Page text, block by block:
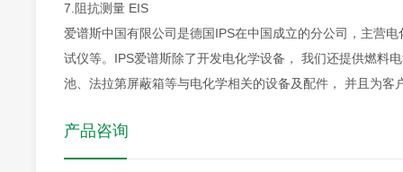
7. 阻抗测量 EIS
爱谱斯中国有限公司是德国IPS在中国成立的分公司，主营
试仪等。IPS爱谱斯除了开发电化学设备， 我们还提供燃料
池、法拉第屏蔽箱等与电化学相关的设备及配件， 并且为
产品咨询